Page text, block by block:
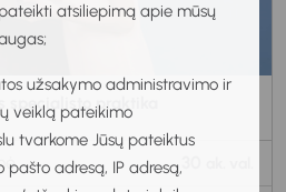
atsiliepimą apie mūsų
užsakymo administravimo ir
veiklą pateikimo
tvarkome Jūsų pateiktus
adresą, IP adresą,
specialisto praktika